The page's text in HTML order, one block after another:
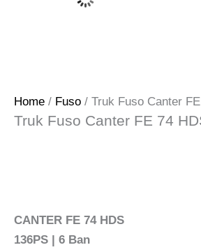
Home / Fuso / Truk Fuso Canter
Truk Fuso Canter FE 74
CANTER FE 74 HDS
136PS | 6 Ban